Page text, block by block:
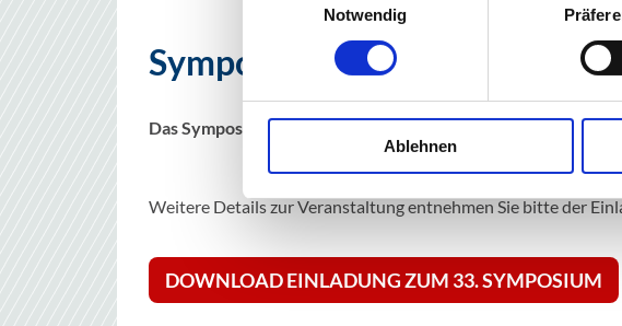
Notwendig
Ablehnen
Symposium 2026
Das Symposium 2026 fand am 06. & 07. Februar 2026 statt.
Weitere Details zur Veranstaltung entnehmen Sie bitte der
DOWNLOAD EINLADUNG ZUM 33. SYMPOSIUM